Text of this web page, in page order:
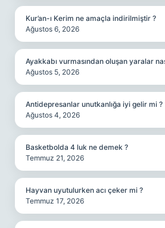
Kur’an-ı Kerim ne amaçla indirilmiştir ?
Ağustos 6, 2026
Ayakkabı vurmasından oluşan yaralar
Ağustos 5, 2026
Antidepresanlar unutkanlığa iyi gelir mi ?
Ağustos 4, 2026
Basketbolda 4 luk ne demek ?
Temmuz 21, 2026
Hayvan uyutulurken acı çeker mi ?
Temmuz 17, 2026